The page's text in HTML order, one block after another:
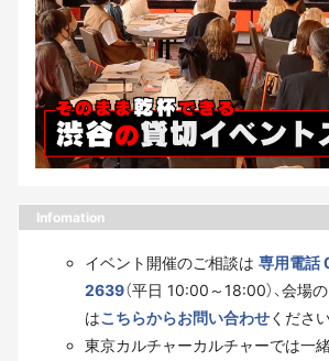
Infomation
イベント開催のご相談は 専用電
2639（平日 10:00～18:00）、会場
はこちらからお問い合わせください
東京カルチャーカルチャーでは一